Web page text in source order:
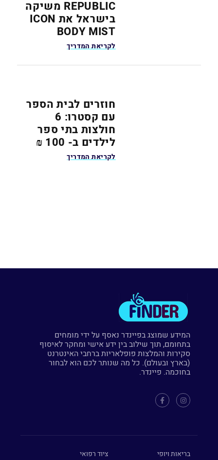
REPUBLIC משיקה
בישראל את ICON
BODY MIST
לקריאת המדריך
חוזרים לבית הספר
עם קסטרו: 6
חולצות בתי ספר
לילדים ב- 100 ₪
לקריאת המדריך
המידע שמוצג בפיינדר נאסף על ידי מומחים
בתחומם, תוך שילוב בין ידע אישי ומחקר לאיסוף
סקירות והמלצות פופלאריות ברחבי האינטרנט
(בארץ ובעולם). כל מה שנותר לכם הוא לבחור
בחוכמה. פיינדר.
בריאות ויופי
ציוד רפואי